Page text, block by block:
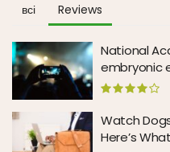
всі Reviews
National
embryonic
Watch
Here’s